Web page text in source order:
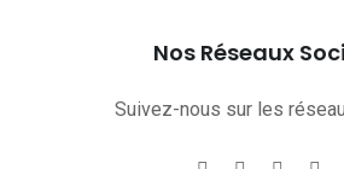
Nos Réseaux
Suivez-nous sur les